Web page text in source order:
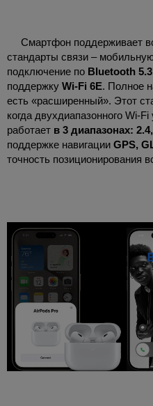
Смартфон поддерживает
стандарты связи –
подключение по Bluetooth
поддержку Wi-Fi 6E. Полное
есть «расширенный». Этот
когда двухдиапазонного Wi-
работает в 3 диапазонах:
поддержке навигации GPS,
точность позиционирования